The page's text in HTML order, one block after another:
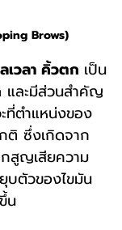
Brows)
เวลา คิ้วตก เป็น
และมีส่วนสำคัญ
ที่ตำแหน่งของ
ติ ซึ่งเกิดจาก
กสูญเสียความ
บตัวของไขมัน
น